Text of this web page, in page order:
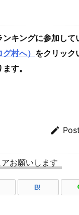
ンキングに参加し
村へ） をクリック
す。

お願いします
B!